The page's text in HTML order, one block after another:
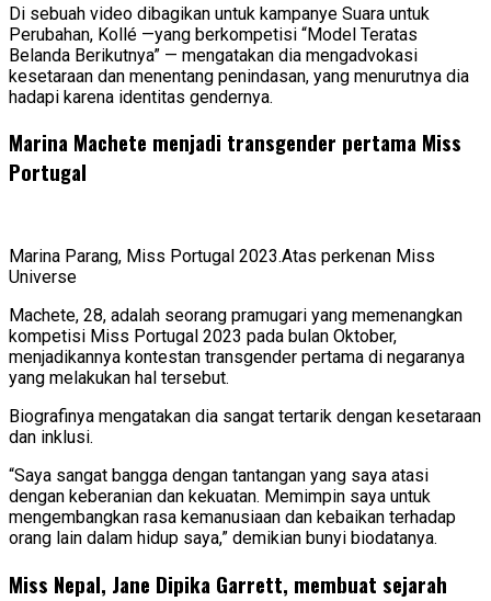
Di sebuah video dibagikan untuk kampanye Suara untuk
Perubahan, Kollé —yang berkompetisi “Model Teratas
Belanda Berikutnya” — mengatakan dia mengadvokasi
kesetaraan dan menentang penindasan, yang menurutnya dia
hadapi karena identitas gendernya.
Marina Machete menjadi transgender pertama Miss
Portugal
Marina Parang, Miss Portugal 2023.Atas perkenan Miss
Universe
Machete, 28, adalah seorang pramugari yang memenangkan
kompetisi Miss Portugal 2023 pada bulan Oktober,
menjadikannya kontestan transgender pertama di negaranya
yang melakukan hal tersebut.
Biografinya mengatakan dia sangat tertarik dengan kesetaraan
dan inklusi.
“Saya sangat bangga dengan tantangan yang saya atasi
dengan keberanian dan kekuatan. Memimpin saya untuk
mengembangkan rasa kemanusiaan dan kebaikan terhadap
orang lain dalam hidup saya,” demikian bunyi biodatanya.
Miss Nepal, Jane Dipika Garrett, membuat sejarah